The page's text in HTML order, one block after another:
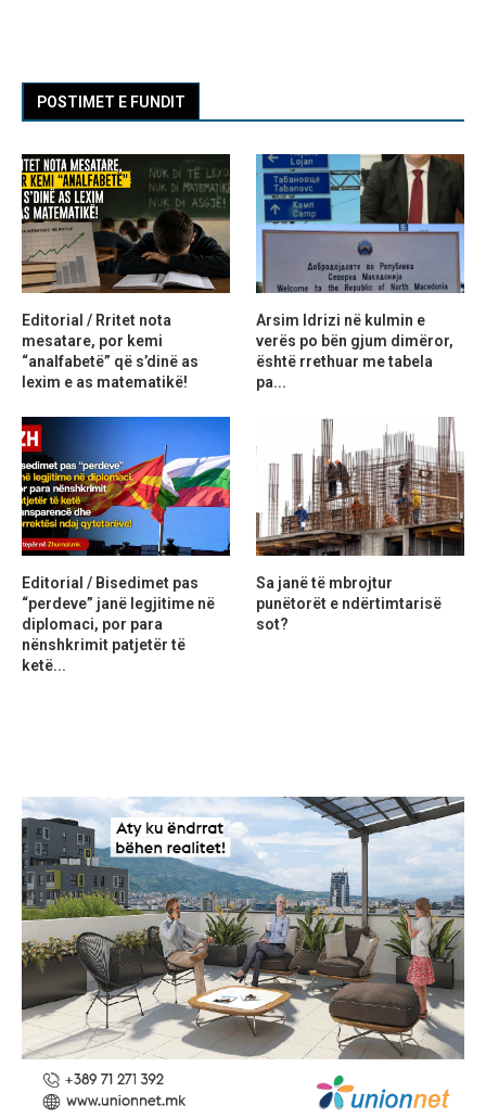
POSTIMET E FUNDIT
Editorial / Rritet nota
mesatare, por kemi
“analfabetë” që s’dinë as
lexim e as matematikë!
Arsim Idrizi në kulmin e
verës po bën gjum dimëror,
është rrethuar me tabela
pa...
Editorial / Bisedimet pas
“perdeve” janë legjitime në
diplomaci, por para
nënshkrimit patjetër të
ketë...
Sa janë të mbrojtur
punëtorët e ndërtimtarisë
sot?